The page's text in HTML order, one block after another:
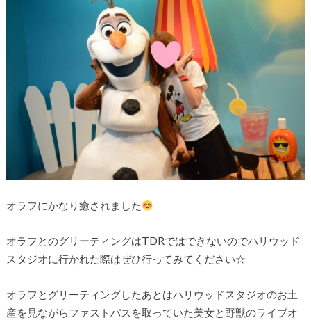
オラフにかなり癒されました
オラフとのグリーティングはTDRではできないのでハリウッド
スタジオに行かれた際はぜひ行ってみてください☆
オラフとグリーティングしたあとはハリウッドスタジオのお土
産を見ながらファストパスを取っていた美女と野獣のライブオ